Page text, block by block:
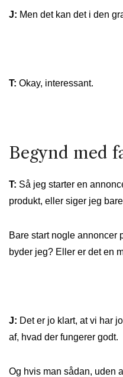
J: Men det kan det i den
T: Okay, interessant.
Begynd med
T: Så jeg starter en
produkt, eller siger jeg
Bare start nogle annoncer
byder jeg? Eller er det en
J: Det er jo klart, at vi har
af, hvad der fungerer godt.
Og hvis man sådan, uden